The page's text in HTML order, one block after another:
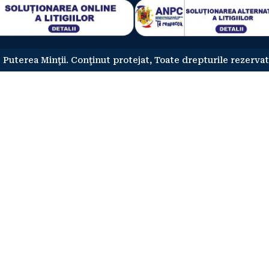
Minţii. Conţinut protejat, Toate drepturile